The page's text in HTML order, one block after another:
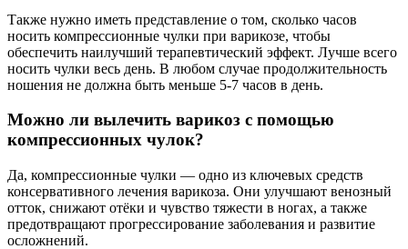
Также нужно иметь представление о том, сколько часов
носить компрессионные чулки при варикозе, чтобы
обеспечить наилучший терапевтический эффект. Лучше всего
носить чулки весь день. В любом случае продолжительность
ношения не должна быть меньше 5-7 часов в день.
Можно ли вылечить варикоз с помощью
компрессионных чулок?
Да, компрессионные чулки — одно из ключевых средств
консервативного лечения варикоза. Они улучшают венозный
отток, снижают отёки и чувство тяжести в ногах, а также
предотвращают прогрессирование заболевания и развитие
осложнений.